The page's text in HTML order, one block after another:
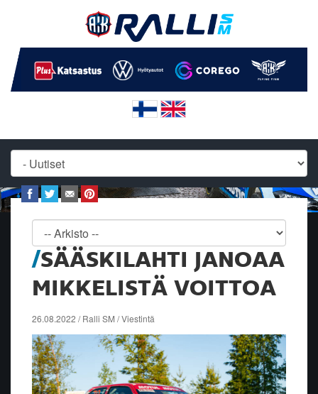
SÄÄSKILAHTI JANOAA
MIKKELISTÄ VOITTOA
26.08.2022 / Ralli SM / Viestintä